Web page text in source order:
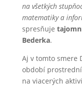
na všetkých
matematiky a
spresňuje
Bederka.
Aj v tomto smere
období
na viacerých